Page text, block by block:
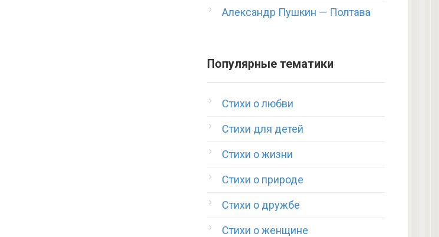
Александр Пушкин — Полтава
Популярные тематики
Стихи о любви
Стихи для детей
Стихи о жизни
Стихи о природе
Стихи о дружбе
Стихи о женщине